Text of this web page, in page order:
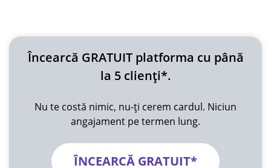
Încearcă GRATUIT platforma cu până
la 5 clienți*.
Nu te costă nimic, nu-ți cerem cardul. Niciun
angajament pe termen lung.
ÎNCEARCĂ GRATUIT*